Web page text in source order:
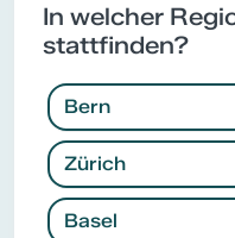
In welcher
stattfinden?
Bern
Zürich
Basel